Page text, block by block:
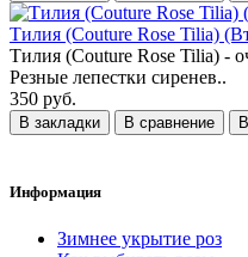
Тилия (Couture Rose Tilia)
Тилия (Couture Rose Tilia) -
Резные лепестки сиренев..
350 руб.
В закладки В сравнение
Информация
Зимнее укрытие роз